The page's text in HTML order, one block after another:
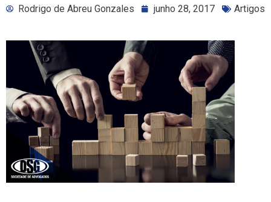
Rodrigo de Abreu Gonzales junho 28, 2017 Artigos